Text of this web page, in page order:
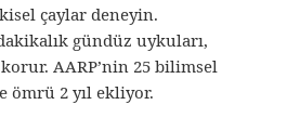
çaylar deneyin.
gündüz uykuları,
AARP’nin 25 bilimsel
ömrü 2 yıl ekliyor.